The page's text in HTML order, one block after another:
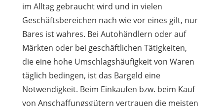
im Alltag gebraucht wird und in vielen
Geschäftsbereichen nach wie vor eines gilt, nur
Bares ist wahres. Bei Autohändlern oder auf
Märkten oder bei geschäftlichen Tätigkeiten,
die eine hohe Umschlagshäufigkeit von Waren
täglich bedingen, ist das Bargeld eine
Notwendigkeit. Beim Einkaufen bzw. beim Kauf
von Anschaffungsgütern vertrauen die meisten